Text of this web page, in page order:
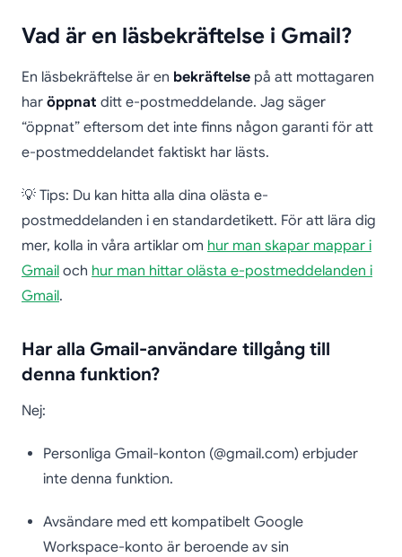
Vad är en läsbekräftelse i Gmail?
En läsbekräftelse är en bekräftelse på att mottagaren
har öppnat ditt e-postmeddelande. Jag säger
“öppnat” eftersom det inte finns någon garanti för att
e-postmeddelandet faktiskt har lästs.
💡 Tips: Du kan hitta alla dina olästa e-
postmeddelanden i en standardetikett. För att lära dig
mer, kolla in våra artiklar om hur man skapar mappar i
Gmail och hur man hittar olästa e-postmeddelanden i
Gmail.
Har alla Gmail-användare tillgång till
denna funktion?
Nej:
Personliga Gmail-konton (@gmail.com) erbjuder
inte denna funktion.
Avsändare med ett kompatibelt Google
Workspace-konto är beroende av sin